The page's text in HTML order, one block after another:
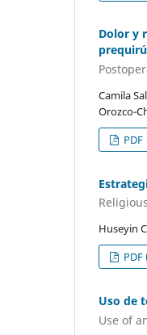
Dolor y
Camila
Orozco-
PDF
Huseyin
Uso de
Use of